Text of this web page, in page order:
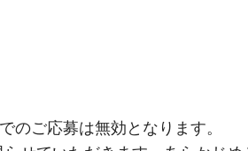
のご応募は無効となります。​